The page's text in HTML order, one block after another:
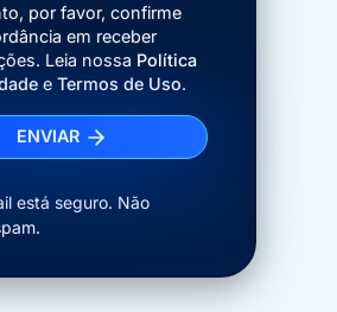
por favor, confirme
em receber
Leia nossa Política
e Termos de Uso.
ENVIAR
está seguro. Não